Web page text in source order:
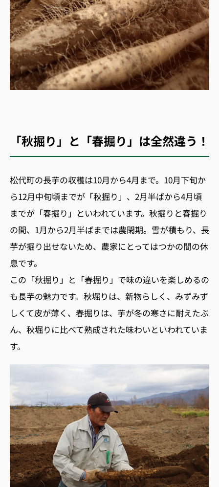
「秋掘り」と「春掘り」は全然違う！
松代町の長芋の収穫は10月から4月まで。10月下旬か
ら12月中旬頃までが「秋掘り」、2月半ばから4月頃
までが「春掘り」といわれています。秋掘りと春掘り
の間、1月から2月半ばまでは農閑期。雪が積もり、長
芋が掘り出せないため、農家にとってはつかの間の休
息です。
この「秋掘り」と「春掘り」で味の違いを楽しめるの
も長芋の魅力です。秋堀りは、新物らしく、みずみず
しくて皮が薄く、春掘りは、芋が冬の寒さに耐えたぶ
ん、秋堀りに比べて熟成された味わいといわれていま
す。